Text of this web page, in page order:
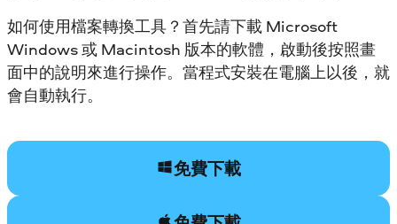
如何使用檔案轉換工具？首先請下載 Microsoft
Windows 或 Macintosh 版本的軟體，啟動後按照畫
面中的說明來進行操作。當程式安裝在電腦上以後，就
會自動執行。
免費下載